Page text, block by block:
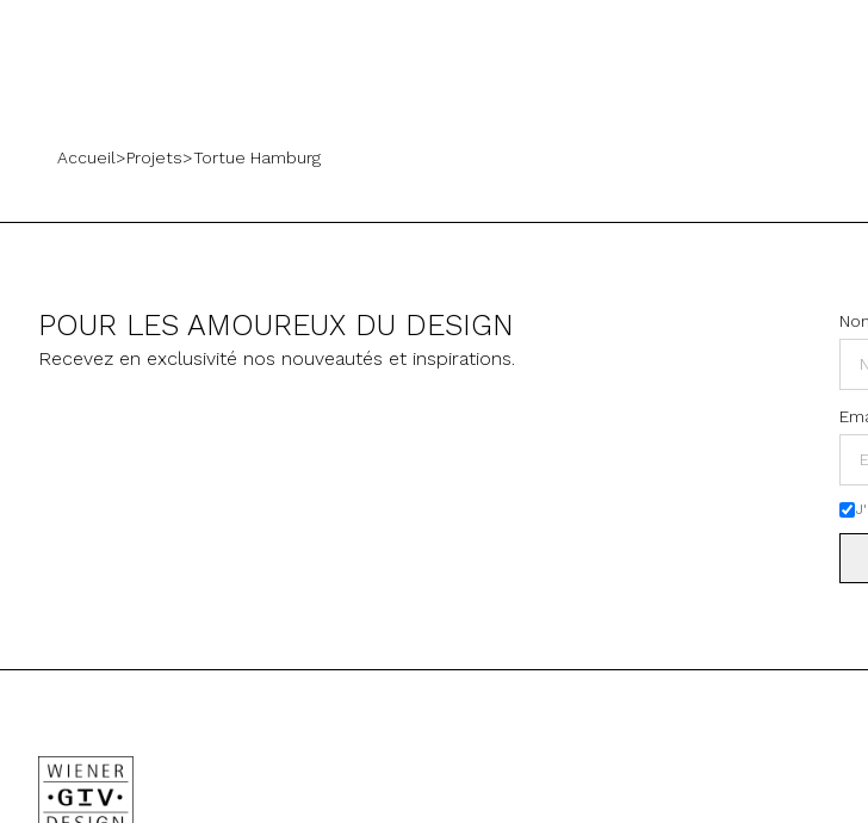
Accueil>Projets>Tortue Hamburg
POUR LES AMOUREUX DU DESIGN
Recevez en exclusivité nos nouveautés et inspirations.